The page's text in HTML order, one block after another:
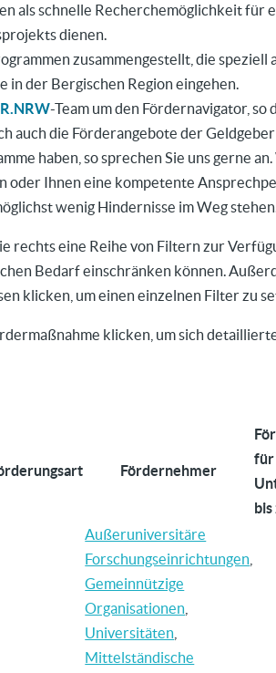
als schnelle Recherchemöglichkeit für
dienen.
zusammengestellt, die speziell
der Bergischen Region eingehen.
-Team um den Fördernavigator, so
auch die Förderangebote der
haben, so sprechen Sie uns gerne
Ihnen eine kompetente
wenig Hindernisse im Weg
rechts eine Reihe von Filtern zur
Bedarf einschränken können.
klicken, um einen einzelnen Filter zu
klicken, um sich
Fördernehmer
für
bis
Außeruniversitäre
Forschungseinrichtungen
Gemeinnützige
Organisationen
Universitäten
Mittelständische